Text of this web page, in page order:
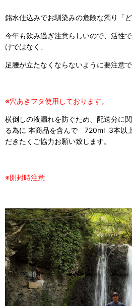
銘水仕込みでお馴染みの危険な濁り「ど
今年も飲み過ぎ注意らしいので、活性
けではなく、
足腰が立たなくならないように要注意
※穴あきフタ使用しております。
横倒しの液漏れを防ぐため、配送分に
る為に 本商品を含んで 720ml 3本以
だきたくご協力お願い致します。
※開封時注意